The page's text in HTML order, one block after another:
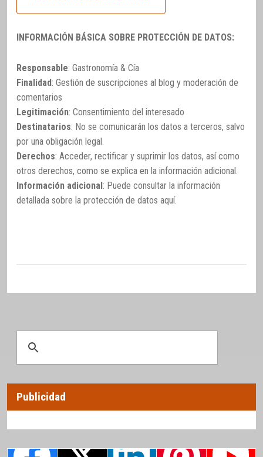
INFORMACIÓN BÁSICA SOBRE PROTECCIÓN DE DATOS:
Responsable: Gastronomía & Cía
Finalidad: Gestión de suscripciones al blog y moderación de
comentarios
Legitimación: Consentimiento del interesado
Destinatarios: No se comunicarán los datos a terceros, salvo
por una obligación legal.
Derechos: Acceder, rectificar y suprimir los datos, así como
otros derechos, como se explica en la información adicional.
Información adicional: Puede consultar la información
detallada sobre la protección de datos aquí.
Publicidad